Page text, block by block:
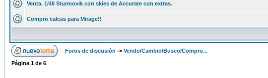
Venta. 1/48 Sturmovik con skies de Accurate con extras.
Compro calcas para Mirage!!
Foros de discusión -> Vendo/Cambio/Busco/Compro...
Página 1 de 6